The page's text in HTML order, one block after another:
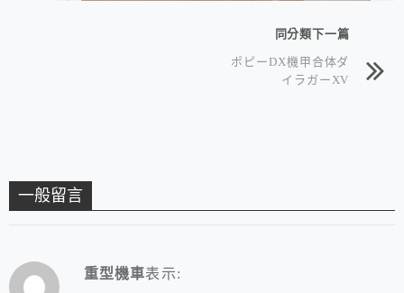
同分類下一篇
ポピーDX機甲合体ダ
イラガーXV
一般留言
重型機車表示: